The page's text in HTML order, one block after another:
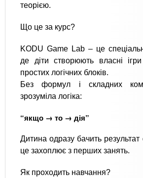
теорією.
Що це за курс?
KODU Game Lab – це
де діти створюють власні
простих логічних блоків.
Без формул і складних
зрозуміла логіка:
“якщо → то → дія”
Дитина одразу бачить результат
це захоплює з перших занять.
Як проходить навчання?